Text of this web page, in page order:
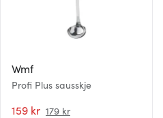
Wmf
Profi Plus sausskje
159 kr 179 kr